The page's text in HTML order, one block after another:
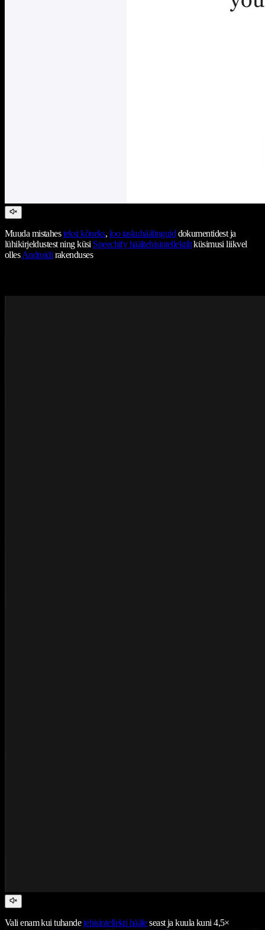
Muuda mistahestekst kõneks, loo taskuhäälinguiddokumentidest ja
lühikirjeldustest ning küsi Speechify häältehisintellektiltküsimusi liikvel
ollesAndroidirakenduses
Vali enam kui tuhandetehisintellekti hääleseast ja kuula kuni 4,5×